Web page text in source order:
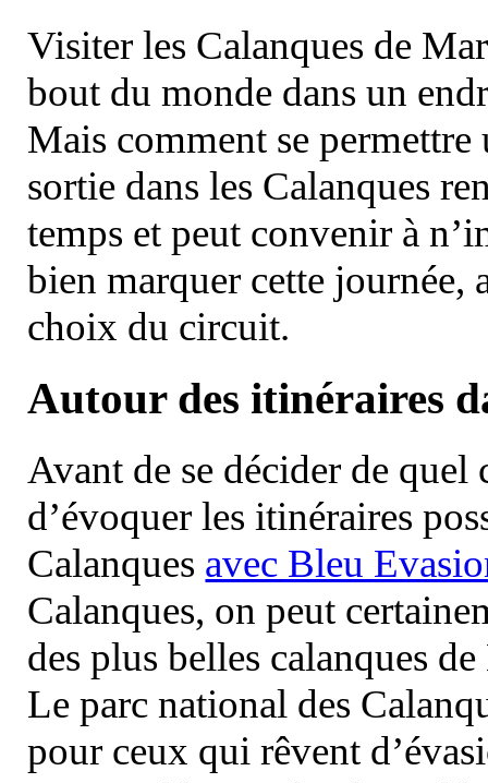
Visiter les Calanques de
bout du monde dans un
Mais comment se permettre
sortie dans les Calanques
temps et peut convenir à
bien marquer cette journée,
choix du circuit.
Autour des itinéraires
Avant de se décider de
d’évoquer les itinéraires
Calanques avec Bleu
Calanques, on peut
des plus belles calanques
Le parc national des
pour ceux qui rêvent